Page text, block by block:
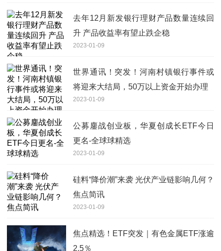
去年12月新发银行理财产品数量连续回
升 产品收益率有望止跌企稳
2023-01-09
世界通讯！突发！河南村镇银行事件或
将迎来大结局，50万以上资金开始办理
2023-01-09
公募鏖战创业板，华夏创成长ETF今日
更名-全球球精选
2023-01-09
硅料“降价潮”来袭 光伏产业链影响几何？
焦点简讯
2023-01-09
焦点精选！ETF突发｜有色金属ETF涨逾
2.5％